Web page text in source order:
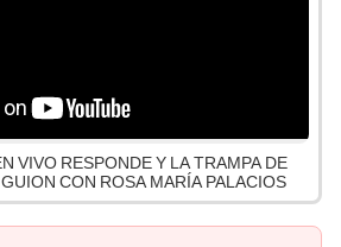
VIVO RESPONDE Y LA TRAMPA DE
CON ROSA MARÍA PALACIOS